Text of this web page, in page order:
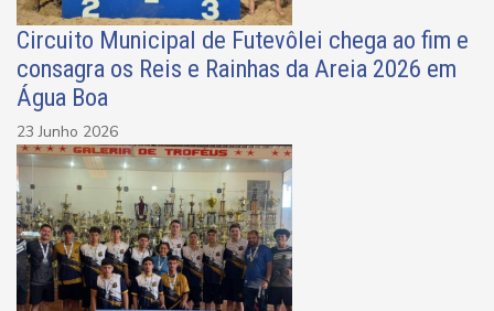
Circuito Municipal de Futevôlei chega ao fim e
consagra os Reis e Rainhas da Areia 2026 em
Água Boa
23 Junho 2026